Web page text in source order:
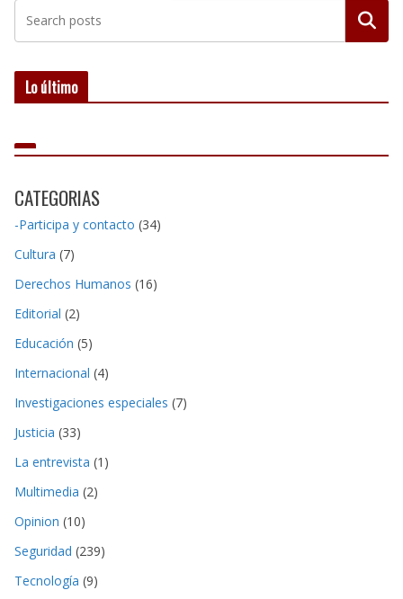
Buscar
Lo último
CATEGORIAS
-Participa y contacto (34)
Cultura (7)
Derechos Humanos (16)
Editorial (2)
Educación (5)
Internacional (4)
Investigaciones especiales (7)
Justicia (33)
La entrevista (1)
Multimedia (2)
Opinion (10)
Seguridad (239)
Tecnología (9)